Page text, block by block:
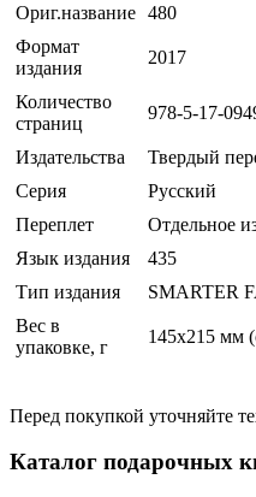
Ориг.название 480
Формат
издания
2017
Количество
страниц
978-5-17-
Издательства
Твердый
Серия
Русский
Переплет
Отдельное
Язык издания
435
Тип издания
SMARTER
Вес в
упаковке, г
145х215 мм
Перед покупкой уточняйте
Каталог подарочных